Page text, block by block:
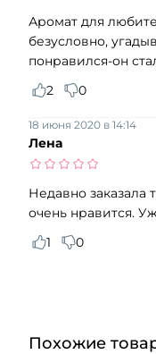
Аромат для
безусловно,
понравился-он
2
0
Лена
18 июня 2020 в 14:14
Недавно заказала
очень нравится.
1
0
Похожие